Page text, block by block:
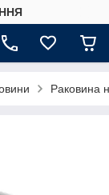
Раковина